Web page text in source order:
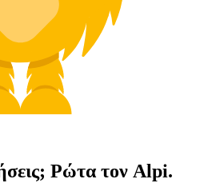
Ρώτα τον Alpi.